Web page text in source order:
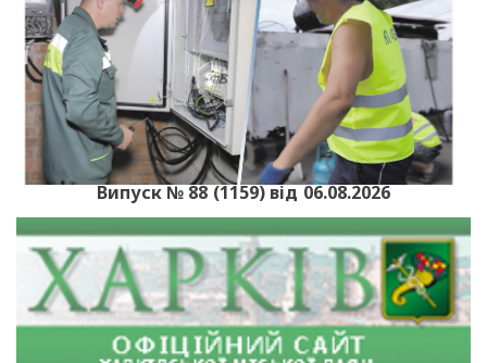
Випуск № 88 (1159) від 06.08.2026